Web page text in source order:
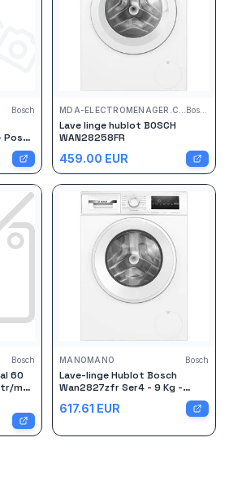
Bosch
Pose
min -
Lave linge hublot BOSCH
WAN28258FR
459.00 EUR
Bosch
60
tr/mn
MANOMANO Bosch
Lave-linge Hublot Bosch
Wan2827zfr Ser4 - 9 Kg -
Induction - L60cm - Classe A -
1400 Trs/min - Vapeur - Blanc
617.61 EUR